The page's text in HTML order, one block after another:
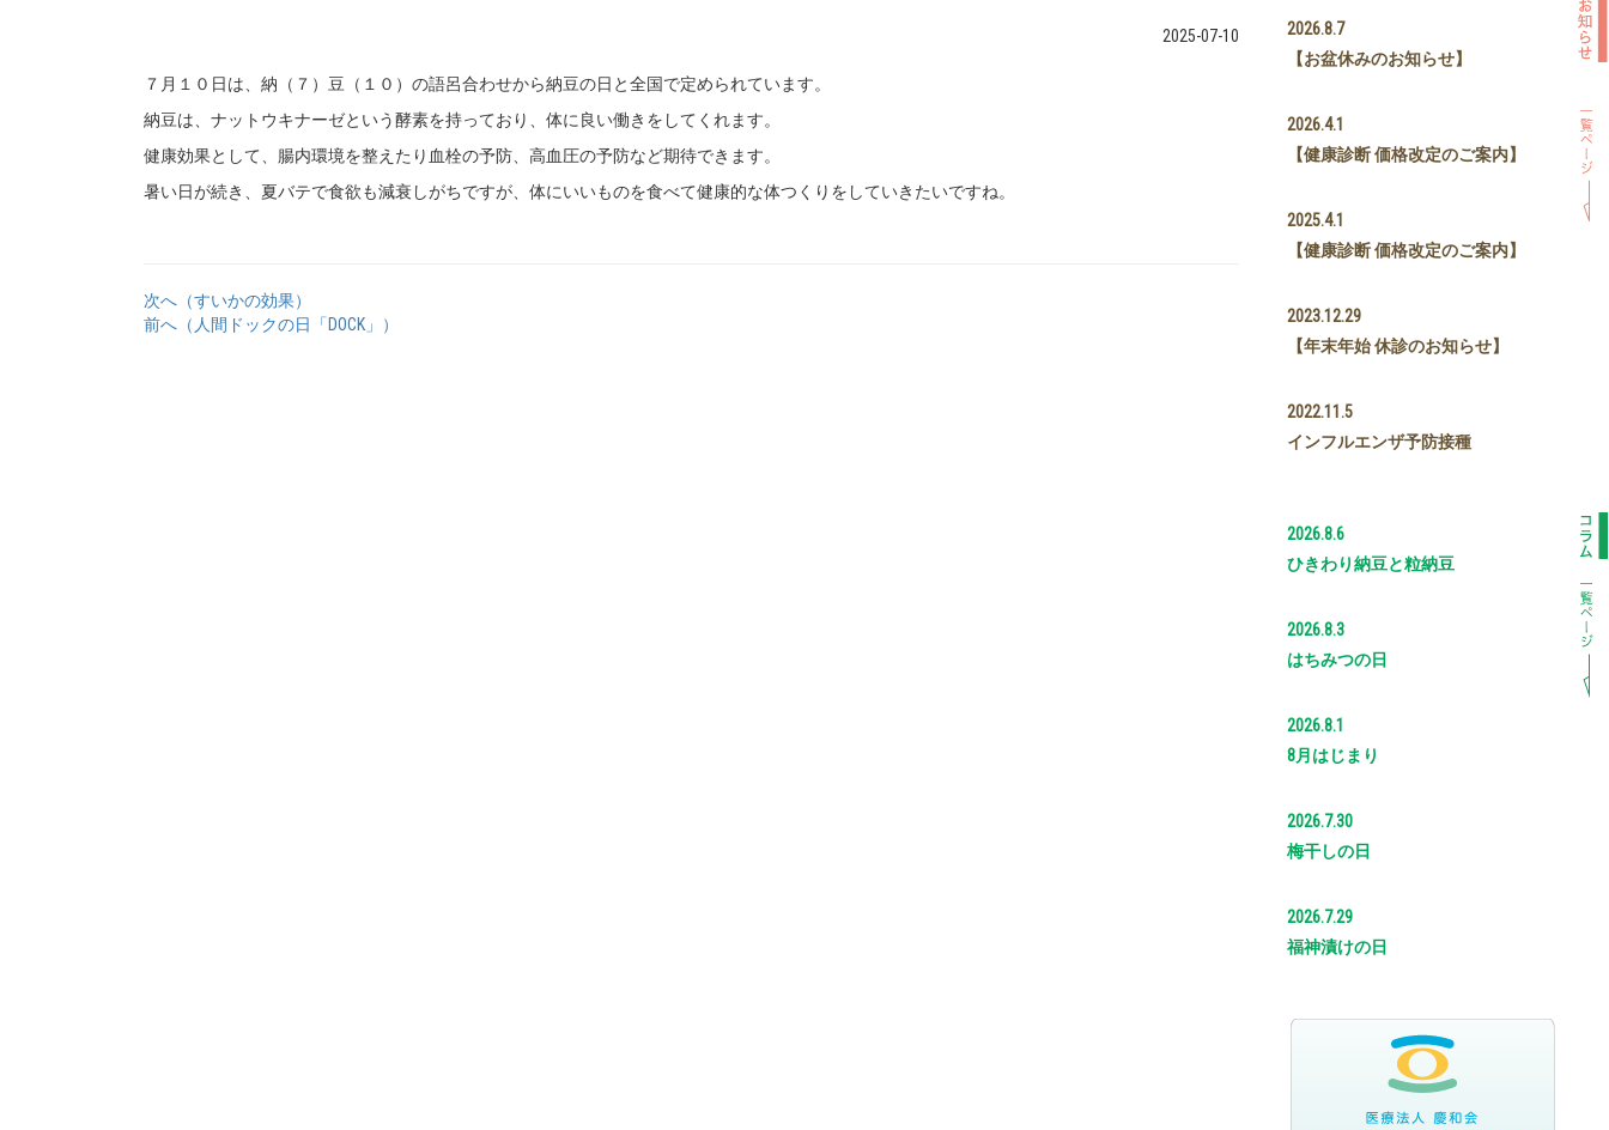
2025-07-10
７月１０日は、納（７）豆（１０）の語呂合わせから納豆の日と全国で定められています。
納豆は、ナットウキナーゼという酵素を持っており、体に良い働きをしてくれます。
健康効果として、腸内環境を整えたり血栓の予防、高血圧の予防など期待できます。
暑い日が続き、夏バテで食欲も減衰しがちですが、体にいいものを食べて健康的な体つくりをしていきたいですね。
次へ（すいかの効果）
前へ（人間ドックの日「DOCK」）
2026.8.7
【お盆休みのお知らせ】
2026.4.1
【健康診断 価格改定のご案内】
2025.4.1
【健康診断 価格改定のご案内】
2023.12.29
【年末年始 休診のお知らせ】
2022.11.5
インフルエンザ予防接種
2026.8.6
ひきわり納豆と粒納豆
2026.8.3
はちみつの日
2026.8.1
8月はじまり
2026.7.30
梅干しの日
2026.7.29
福神漬けの日